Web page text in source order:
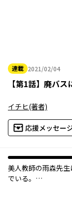
連載 2021/02/04
2021年02月04日
【第1話】 廃バス
イチヒ(著者)
応援メッセー
美人教師の雨森先
でいる――。